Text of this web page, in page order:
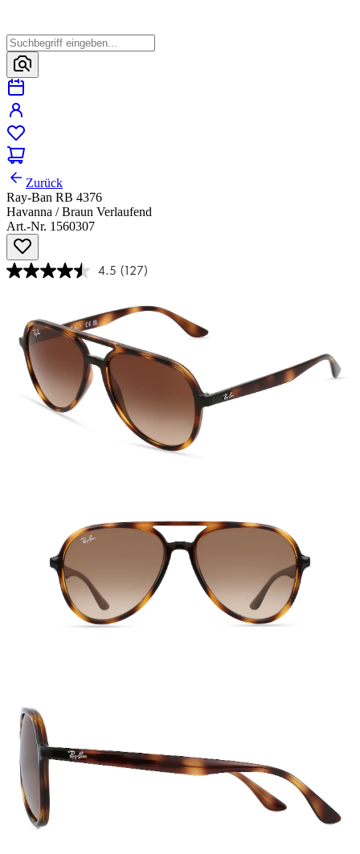
Zurück
Ray-Ban RB 4376
Havanna / Braun Verlaufend
Art.-Nr. 1560307
4.5 (127)